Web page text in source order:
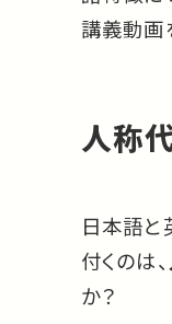
講義動画
人称
日本語と
付くのは、
か？